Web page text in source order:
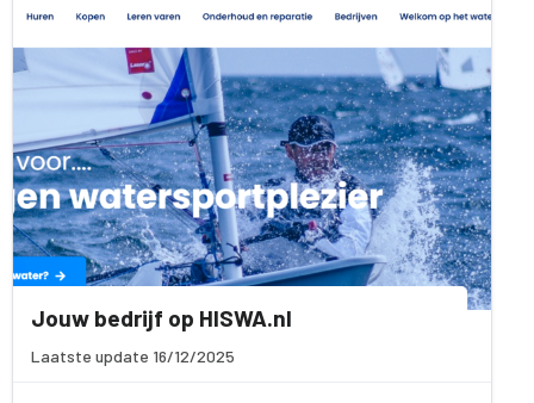
Jouw bedrijf op HISWA.nl
Laatste update 16/12/2025